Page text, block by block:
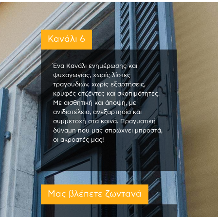
Κανάλι 6
Ένα Κανάλι ενημέρωσης και
ψυχαγωγίας, χωρίς λίστες
τραγουδιών, χωρίς εξαρτήσεις,
κρυφές ατζέντες και σκοπιμότητες.
Με αισθητική και άποψη, με
ανιδιοτέλεια, ανεξαρτησία και
συμμετοχή στα κοινά. Πραγματική
δύναμη που μας σπρώχνει μπροστά,
οι ακροατές μας!
Μας βλέπετε ζωντανά